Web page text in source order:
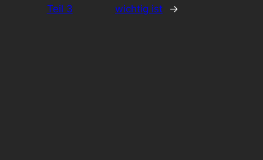
Teil 3
wichtig ist
→